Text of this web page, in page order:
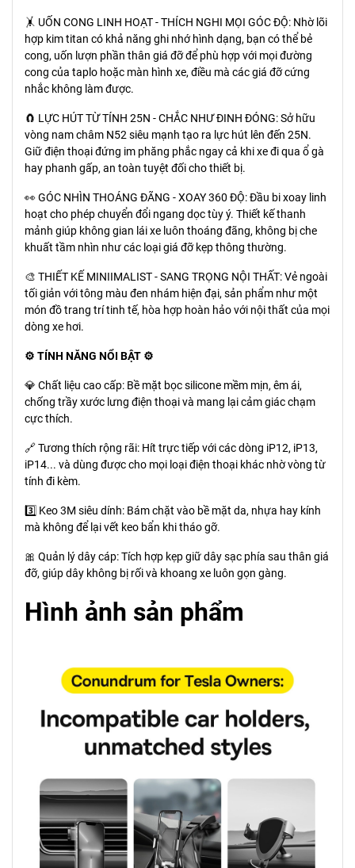
🤸 UỐN CONG LINH HOẠT - THÍCH NGHI MỌI GÓC ĐỘ: Nhờ lõi
hợp kim titan có khả năng ghi nhớ hình dạng, bạn có thể bẻ
cong, uốn lượn phần thân giá đỡ để phù hợp với mọi đường
cong của taplo hoặc màn hình xe, điều mà các giá đỡ cứng
nhắc không làm được.
🧲 LỰC HÚT TỪ TÍNH 25N - CHẮC NHƯ ĐINH ĐÓNG: Sở hữu
vòng nam châm N52 siêu mạnh tạo ra lực hút lên đến 25N.
Giữ điện thoại đứng im phăng phắc ngay cả khi xe đi qua ổ gà
hay phanh gấp, an toàn tuyệt đối cho thiết bị.
👀 GÓC NHÌN THOÁNG ĐÃNG - XOAY 360 ĐỘ: Đầu bi xoay linh
hoạt cho phép chuyển đổi ngang dọc tùy ý. Thiết kế thanh
mảnh giúp không gian lái xe luôn thoáng đãng, không bị che
khuất tầm nhìn như các loại giá đỡ kẹp thông thường.
🎨 THIẾT KẾ MINIIMALIST - SANG TRỌNG NỘI THẤT: Vẻ ngoài
tối giản với tông màu đen nhám hiện đại, sản phẩm như một
món đồ trang trí tinh tế, hòa hợp hoàn hảo với nội thất của mọi
dòng xe hơi.
⚙️ TÍNH NĂNG NỔI BẬT ⚙️
💎 Chất liệu cao cấp: Bề mặt bọc silicone mềm mịn, êm ái,
chống trầy xước lưng điện thoại và mang lại cảm giác chạm
cực thích.
🔗 Tương thích rộng rãi: Hít trực tiếp với các dòng iP12, iP13,
iP14... và dùng được cho mọi loại điện thoại khác nhờ vòng từ
tính đi kèm.
3️⃣ Keo 3M siêu dính: Bám chặt vào bề mặt da, nhựa hay kính
mà không để lại vết keo bẩn khi tháo gỡ.
🎀 Quản lý dây cáp: Tích hợp kẹp giữ dây sạc phía sau thân giá
đỡ, giúp dây không bị rối và khoang xe luôn gọn gàng.
Hình ảnh sản phẩm